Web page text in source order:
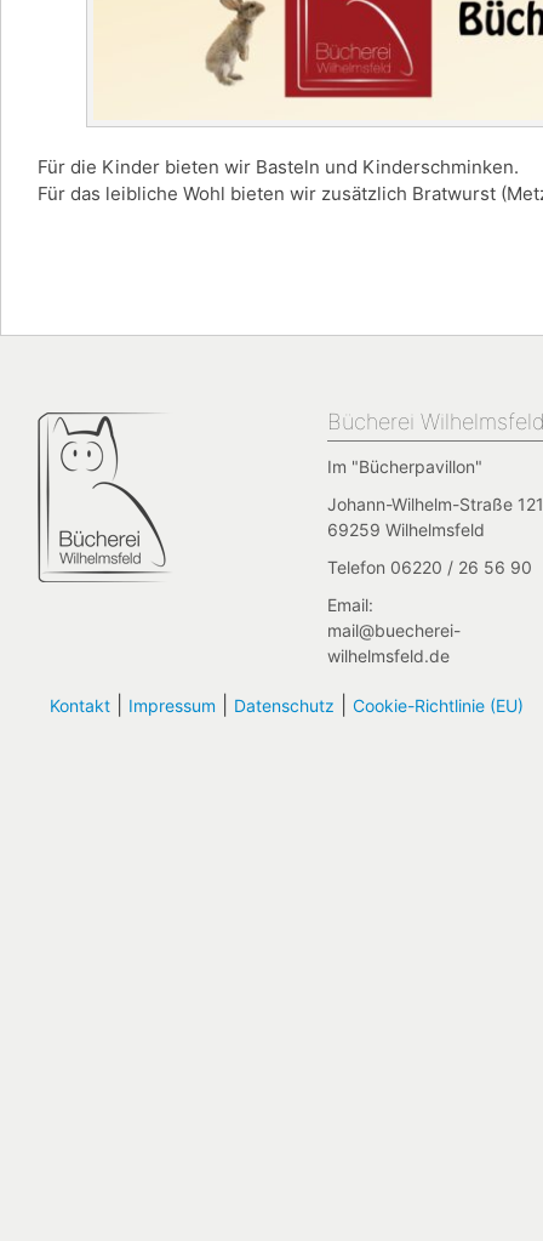
Für die Kinder bieten wir Basteln und Kinderschminken.
Für das leibliche Wohl bieten wir zusätzlich Bratwurst
Bücherei
Im "Bücherpavillon"
Johann-Wilhelm-Straße
69259 Wilhelmsfeld
Telefon 06220 / 26 56 90
Email:
mail@buecherei-
wilhelmsfeld.de
Kontakt| Impressum Datenschutz Cookie-Richtlinie (EU)